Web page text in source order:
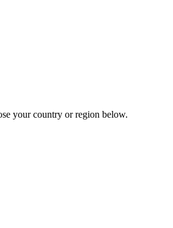
your country or region below.